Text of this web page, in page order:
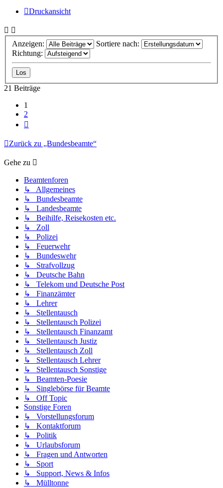
Druckansicht
Anzeigen:
Sortiere nach:
Richtung:
21 Beiträge
1
2
Zurück zu „Bundesbeamte“
Gehe zu
Beamtenforen
↳ Allgemeines
↳ Bundesbeamte
↳ Landesbeamte
↳ Beihilfe, Reisekosten etc.
↳ Zoll
↳ Polizei
↳ Feuerwehr
↳ Bundeswehr
↳ Strafvollzug
↳ Deutsche Bahn
↳ Telekom und Deutsche Post
↳ Finanzämter
↳ Lehrer
↳ Stellentausch
↳ Stellentausch Polizei
↳ Stellentausch Finanzamt
↳ Stellentausch Justiz
↳ Stellentausch Zoll
↳ Stellentausch Lehrer
↳ Stellentausch Sonstige
↳ Beamten-Poesie
↳ Singlebörse für Beamte
↳ Off Topic
Sonstige Foren
↳ Vorstellungsforum
↳ Kontaktforum
↳ Politik
↳ Urlaubsforum
↳ Fragen und Antworten
↳ Sport
↳ Support, News & Infos
↳ Mülltonne